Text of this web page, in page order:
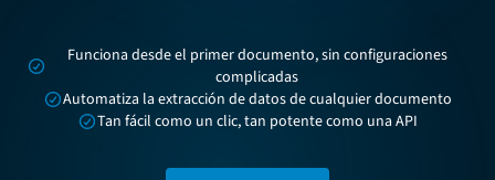
Funciona desde el primer documento, sin configuraciones
complicadas
Automatiza la extracción de datos de cualquier documento
Tan fácil como un clic, tan potente como una API